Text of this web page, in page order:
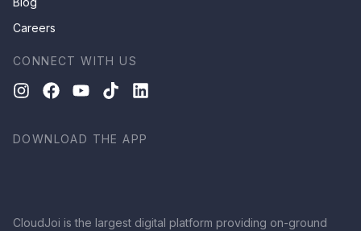
Careers
CONNECT WITH US
DOWNLOAD THE APP
CloudJoi is the largest digital platform providing on-ground